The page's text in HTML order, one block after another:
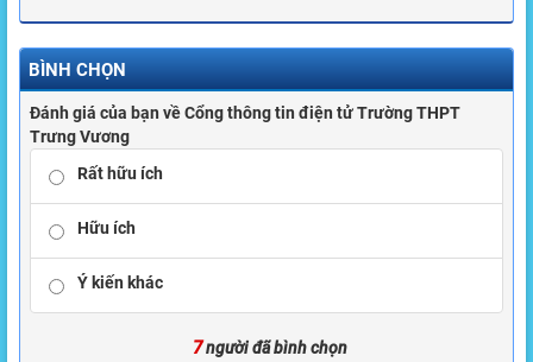
BÌNH CHỌN
Đánh giá của bạn về Cổng thông tin điện tử Trường THPT
Trưng Vương
Rất hữu ích
Hữu ích
Ý kiến khác
7người đã bình chọn